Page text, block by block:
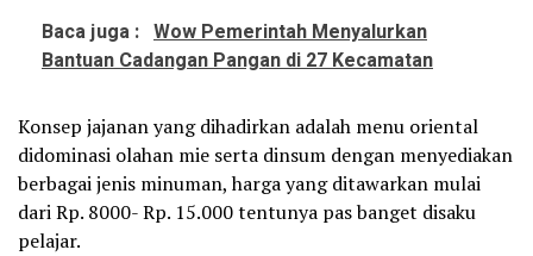
Baca juga : Wow Pemerintah Menyalurkan
Bantuan Cadangan Pangan di 27 Kecamatan
Konsep jajanan yang dihadirkan adalah menu oriental
didominasi olahan mie serta dinsum dengan menyediakan
berbagai jenis minuman, harga yang ditawarkan mulai
dari Rp. 8000- Rp. 15.000 tentunya pas banget disaku
pelajar.